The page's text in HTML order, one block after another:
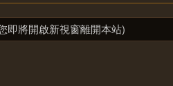
即將開啟新視窗離開本站)